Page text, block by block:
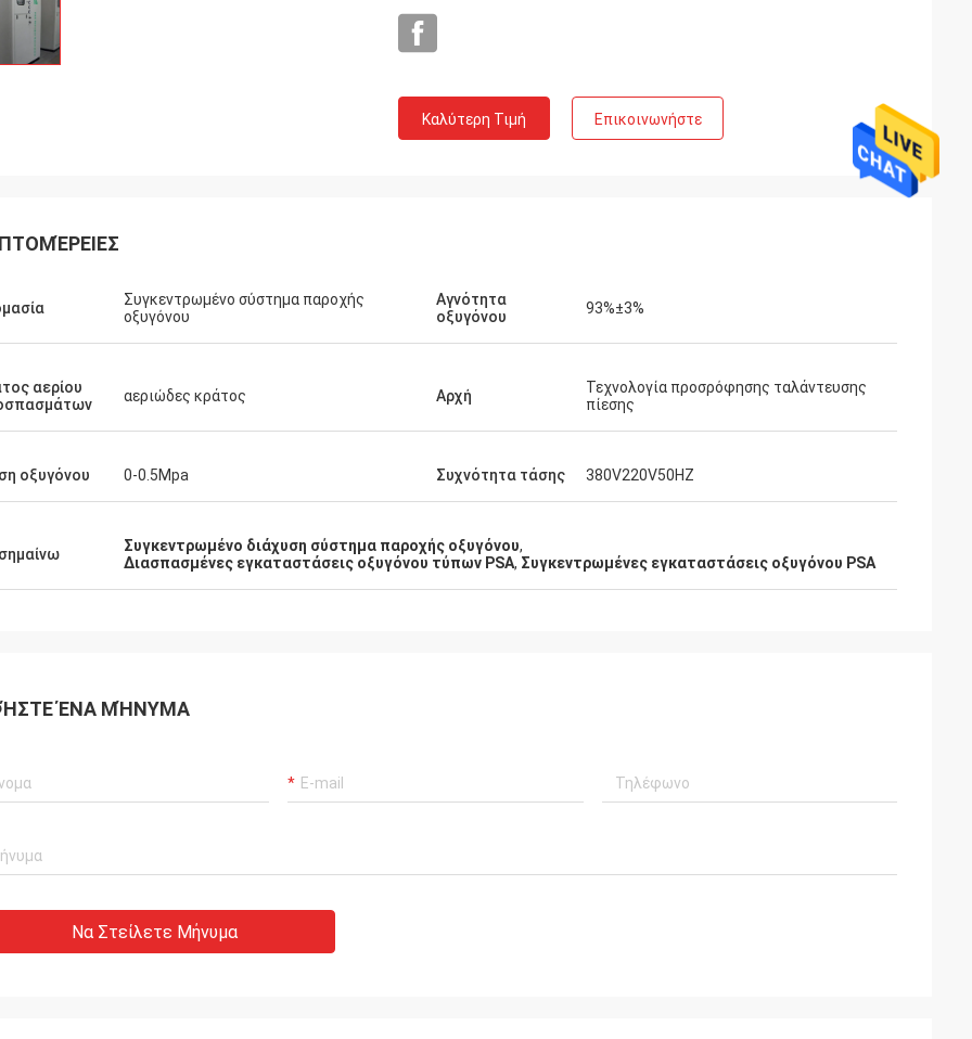
Καλύτερη Τιμή Επικοινωνήστε
Συγκεντρωμένο σύστημα παροχής
οξυγόνου
Αγνότητα
οξυγόνου
93%±3%
αερίου
αεριώδες κράτος Αρχή
Τεχνολογία προσρόφησης ταλάντευσης
πίεσης
οξυγόνου 0-0.5Mpa Συχνότητα τάσης 380V220V50HZ
Συγκεντρωμένο διάχυση σύστημα παροχής οξυγόνου,
Διασπασμένες εγκαταστάσεις οξυγόνου τύπων PSA, Συγκεντρωμένες εγκαταστάσεις οξυγόνου PSA
ΈΝΑ ΜΉΝΥΜΑ
Να Στείλετε Μήνυμα